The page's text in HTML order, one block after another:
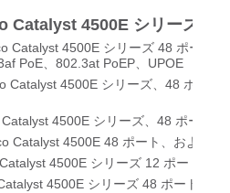
Catalyst 4500E シリーズ ラ
Catalyst 4500E シリーズ 48 ポート
PoE、802.3at PoEP、UPOE
Catalyst 4500E シリーズ、48 ポー
4500E シリーズ、48 ポート
Catalyst 4500E 48 ポート、および
4500E シリーズ 12 ポート 10
4500E シリーズ 48 ポート ギ